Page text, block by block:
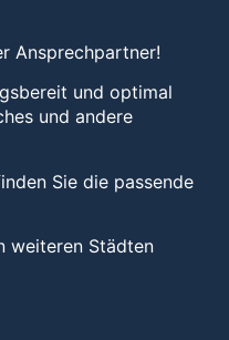
Ansprechpartner!
und optimal
und andere
Sie die passende
weiteren Städten